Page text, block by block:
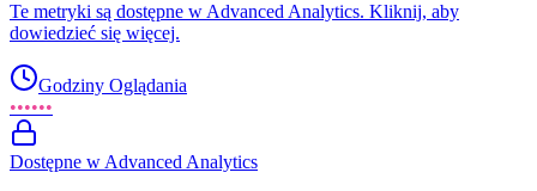
Te metryki są dostępne w Advanced Analytics. Kliknij, aby
dowiedzieć się więcej.
Godziny Oglądania
••••••
Dostępne w Advanced Analytics